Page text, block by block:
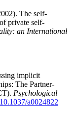
The self-
private self-
an International
implicit
The Partner-
Psychological
a0024822